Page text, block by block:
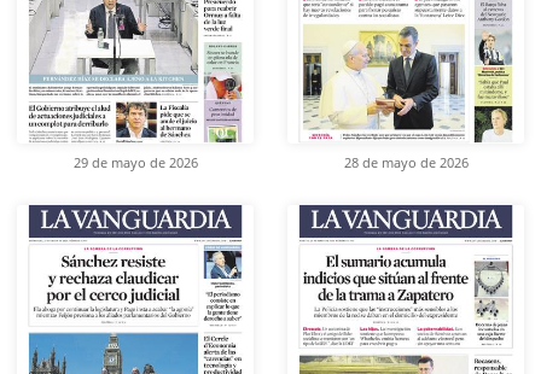
29 de mayo de 2026 28 de mayo de 2026